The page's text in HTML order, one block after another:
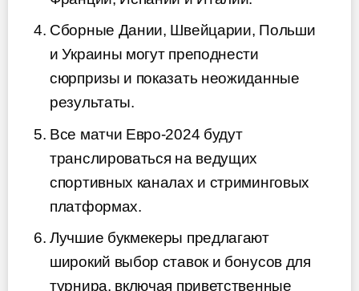
Сборные Дании, Швейцарии, Польши
и Украины могут преподнести
сюрпризы и показать неожиданные
результаты.
Все матчи Евро-2024 будут
транслироваться на ведущих
спортивных каналах и стриминговых
платформах.
Лучшие букмекеры предлагают
широкий выбор ставок и бонусов для
турнира, включая приветственные